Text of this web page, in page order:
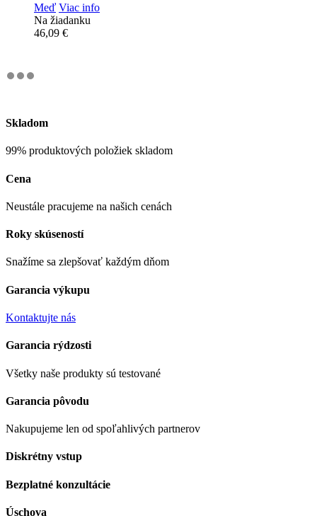
Meď Viac info
Na žiadanku
46,09 €
Skladom
99% produktových položiek skladom
Cena
Neustále pracujeme na našich cenách
Roky skúseností
Snažíme sa zlepšovať každým dňom
Garancia výkupu
Kontaktujte nás
Garancia rýdzosti
Všetky naše produkty sú testované
Garancia pôvodu
Nakupujeme len od spoľahlivých partnerov
Diskrétny vstup
Bezplatné konzultácie
Úschova